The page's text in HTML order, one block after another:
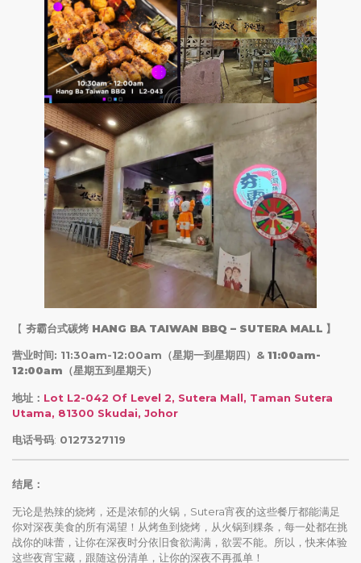
【 夯霸台式碳烤 HANG BA TAIWAN BBQ – SUTERA MALL 】
营业时间: 11:30am-12:00am（星期一到星期四）& 11:00am-
12:00am （星期五到星期天）
地址： Lot L2-042 Of Level 2, Sutera Mall, Taman Sutera
Utama, 81300 Skudai, Johor
电话号码: 0127327119
结尾：
无论是热辣的烧烤，还是浓郁的火锅，Sutera宵夜的这些餐厅都能满足
你对深夜美食的所有渴望！从烤鱼到烧烤，从火锅到粿条，每一处都在挑
战你的味蕾，让你在深夜时分依旧食欲满满，欲罢不能。所以，快来体验
这些夜宵宝藏，跟随这份清单，让你的深夜不再孤单！